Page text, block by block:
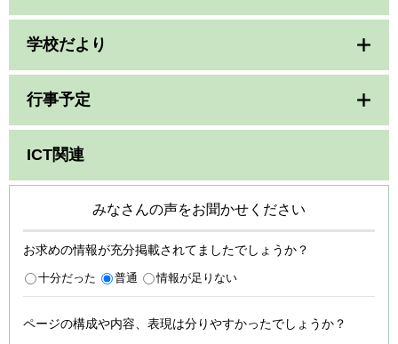
学校だより
行事予定
ICT関連
みなさんの声をお聞かせください
お求めの情報が充分掲載されてましたでしょうか？
十分だった 普通 情報が足りない
ページの構成や内容、表現は分りやすかったでしょうか？